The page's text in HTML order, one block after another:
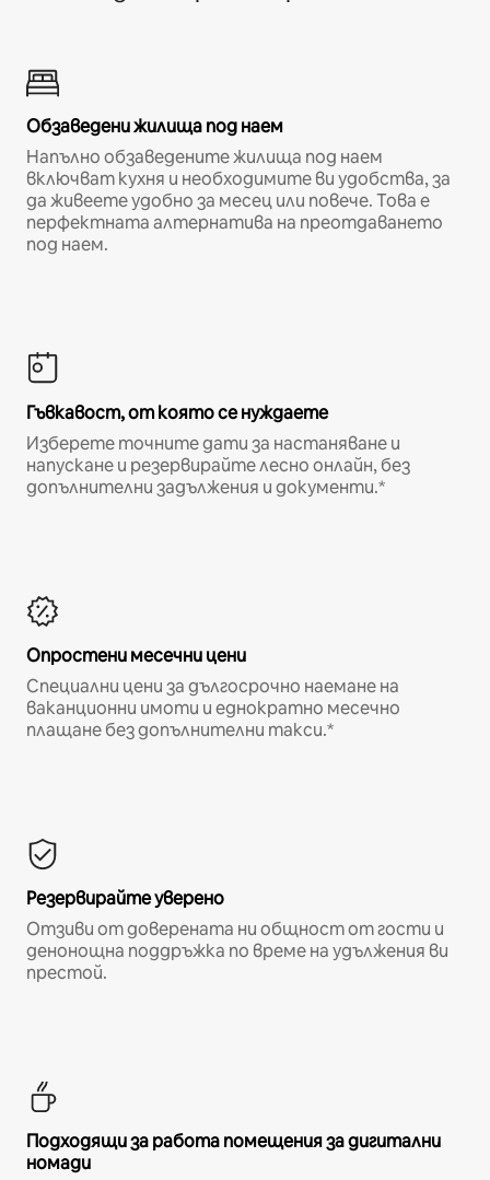
Обзаведени жилища под наем
Напълно обзаведените жилища под наем
включват кухня и необходимите ви удобства, за
да живеете удобно за месец или повече. Това е
перфектната алтернатива на преотдаването
под наем.
Гъвкавост, от която се нуждаете
Изберете точните дати за настаняване и
напускане и резервирайте лесно онлайн, без
допълнителни задължения и документи.*
Опростени месечни цени
Специални цени за дългосрочно наемане на
ваканционни имоти и еднократно месечно
плащане без допълнителни такси.*
Резервирайте уверено
Отзиви от доверената ни общност от гости и
денонощна поддръжка по време на удължения ви
престой.
Подходящи за работа помещения за дигитални
номади